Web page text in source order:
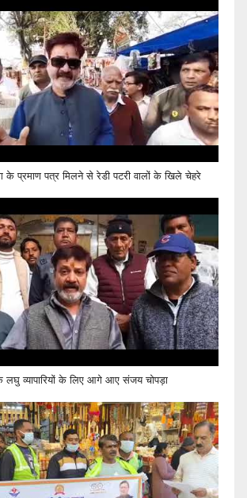
के प्रमाण पत्र मिलने से रेडी पटरी वालों के खिले चेहरे
लघु व्यापारियों के लिए आगे आए संजय चोपड़ा